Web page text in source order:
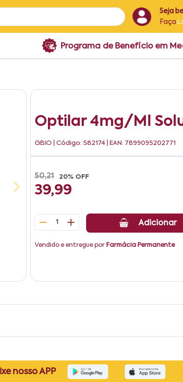
Seja
Faça
Programa de Benefício em
Optilar 4mg/ml
GBIO | Código: 582174 | EAN: 7899095202771
50,21 20% OFF
39,99
1 Adicionar
Vendido e entregue por Farmácia Permanente
nosso APP